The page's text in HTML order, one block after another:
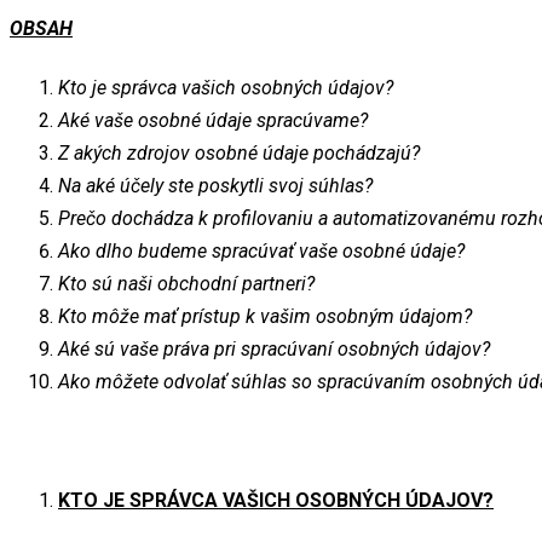
OBSAH
Kto je správca vašich osobných údajov?
Aké vaše osobné údaje spracúvame?
Z akých zdrojov osobné údaje pochádzajú?
Na aké účely ste poskytli svoj súhlas?
Prečo dochádza k profilovaniu a automatizovanému
Ako dlho budeme spracúvať vaše osobné údaje?
Kto sú naši obchodní partneri?
Kto môže mať prístup k vašim osobným údajom?
Aké sú vaše práva pri spracúvaní osobných údajov?
Ako môžete odvolať súhlas so spracúvaním osobných
KTO JE SPRÁVCA VAŠICH OSOBNÝCH ÚDAJOV?